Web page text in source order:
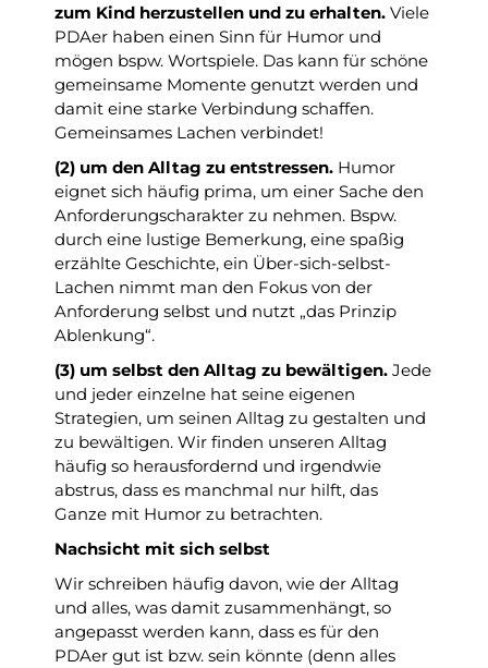
zum Kind herzustellen und zu erhalten. Viele
PDAer haben einen Sinn für Humor und
mögen bspw. Wortspiele. Das kann für schöne
gemeinsame Momente genutzt werden und
damit eine starke Verbindung schaffen.
Gemeinsames Lachen verbindet!
(2) um den Alltag zu entstressen. Humor
eignet sich häufig prima, um einer Sache den
Anforderungscharakter zu nehmen. Bspw.
durch eine lustige Bemerkung, eine spaßig
erzählte Geschichte, ein Über-sich-selbst-
Lachen nimmt man den Fokus von der
Anforderung selbst und nutzt „das Prinzip
Ablenkung“.
(3) um selbst den Alltag zu bewältigen. Jede
und jeder einzelne hat seine eigenen
Strategien, um seinen Alltag zu gestalten und
zu bewältigen. Wir finden unseren Alltag
häufig so herausfordernd und irgendwie
abstrus, dass es manchmal nur hilft, das
Ganze mit Humor zu betrachten.
Nachsicht mit sich selbst
Wir schreiben häufig davon, wie der Alltag
und alles, was damit zusammenhängt, so
angepasst werden kann, dass es für den
PDAer gut ist bzw. sein könnte (denn alles